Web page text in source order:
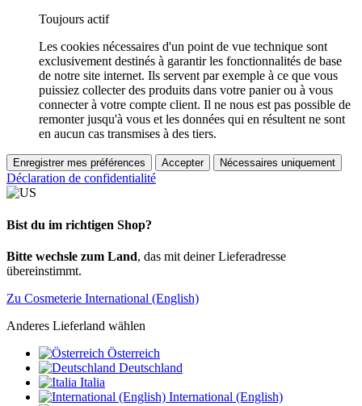
Toujours actif
Les cookies nécessaires d'un point de vue technique sont
exclusivement destinés à garantir les fonctionnalités de base
de notre site internet. Ils servent par exemple à ce que vous
puissiez collecter des produits dans votre panier ou à vous
connecter à votre compte client. Il ne nous est pas possible de
remonter jusqu'à vous et les données qui en résultent ne sont
en aucun cas transmises à des tiers.
Enregistrer mes préférences Accepter Nécessaires uniquement
Déclaration de confidentialité
Bist du im richtigen Shop?
Bitte wechsle zum Land, das mit deiner Lieferadresse
übereinstimmt.
Zu Cosmeterie International (English)
Anderes Lieferland wählen
Österreich
Deutschland
Italia
International (English)